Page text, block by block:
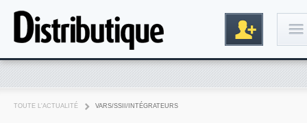
TOUTE L'ACTUALITÉ VARS/SSII/INTÉGRATEURS